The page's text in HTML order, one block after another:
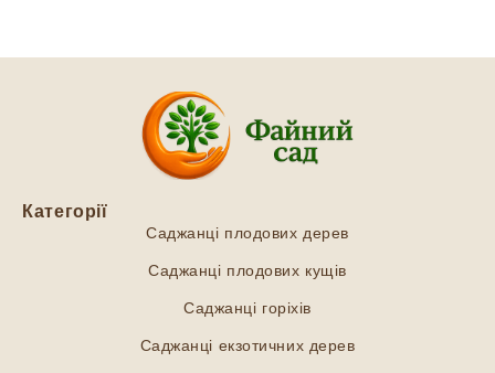
Категорії
Саджанці плодових дерев
Саджанці плодових кущів
Саджанці горіхів
Саджанці екзотичних дерев